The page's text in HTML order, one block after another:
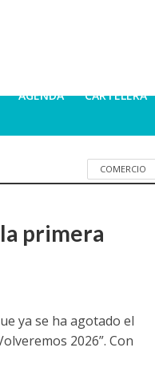
AGENDA CARTELERA
COMERCIO
primera
ya se ha agotado el
2026”. Con